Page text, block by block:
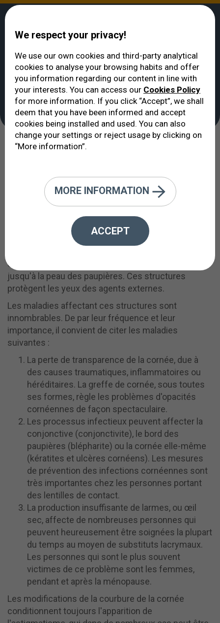
Unités cliniques Unité de la cornée et de la surface oculaire
Unité de la cornée et de
la surface oculaire
De nombreux patients atteints de
la vue grâce aux techniques
chirurgicales modernes.
La cornée est la fenêtre de l'œil. Transparente et
curviligne, elle sert de première lentille qui détecte la
oculaire. La conjonctive continue la surface de l'œil
jusqu'à la peau des paupières. Ces structures
protègent les yeux des agents externes.
Les maladies affectant ces structures sont
innombrables. De par leur fréquence et leur
importance, il convient de citer les maladies
suivantes :
La perte de transparence de la cornée, due à
des causes traumatiques, inflammatoires ou
héréditaires. La greffe de cornée, sous toutes
ses formes, règle les problèmes d'opacités
cornéennes de façon spectaculaire.
Les processus infectieux peuvent affecter la
conjonctive (conjonctivite), le bord des
paupières (blépharite) ou la cornée elle-même
(kératites et ulcères cornéens). Les mesures
de prévention des infections cornéennes sont
très importantes chez les personnes portant
des lentilles de contact.
La production insuffisante de larmes, ou œil
sec, affecte de nombreuses personnes qui
peuvent heureusement être soignées la plupart
du temps au moyen de substituts lacrymaux.
Les personnes qui sont le plus souvent
victimes de ce problème sont les femmes,
pendant et après la ménopause.
Les modifications de la courbure de la cornée
conditionnent toujours l'apparition de
We respect your privacy!
We use our own cookies and third-party analytical
cookies to analyse your browsing habits and offer
you information regarding our content in line with
your interests. You can access our Cookies Policy
for more information. If you click “Accept”, we shall
deem that you have been informed and accept
cookies being installed and used. You can also
change your settings or reject usage by clicking on
“More information”.
MORE INFORMATION
ACCEPT